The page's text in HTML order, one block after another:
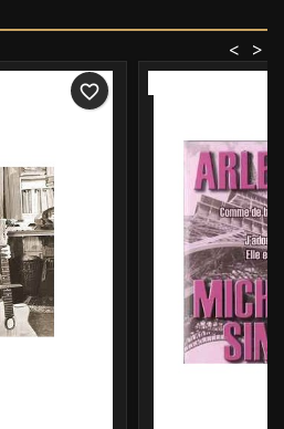
>
<
favorite_border